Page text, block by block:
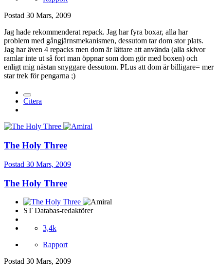
Postad 30 Mars, 2009
Jag hade rekommenderat repack. Jag har fyra boxar, alla har
problem med gångjärnsmekanismen, dessutom tar dom stor plats.
Jag har även 4 repacks men dom är lättare att använda (alla skivor
ramlar inte ut så fort man öppnar som dom gör med boxen) och
enligt mig nästan snyggare dessutom. PLus att dom är billigare= mer
star trek för pengarna ;)
Citera
The Holy Three
Postad 30 Mars, 2009
The Holy Three
ST Databas-redaktörer
3,4k
Rapport
Postad 30 Mars, 2009